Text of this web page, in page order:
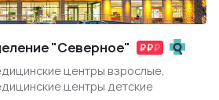
"Северное"
центры взрослые,
центры детские